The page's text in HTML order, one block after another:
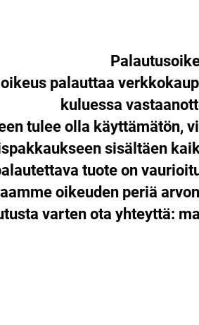
palauttaa
kuluessa
tulee olla käyttämätön,
sisältäen
tuote on
oikeuden periä
varten ota yhteyttä: